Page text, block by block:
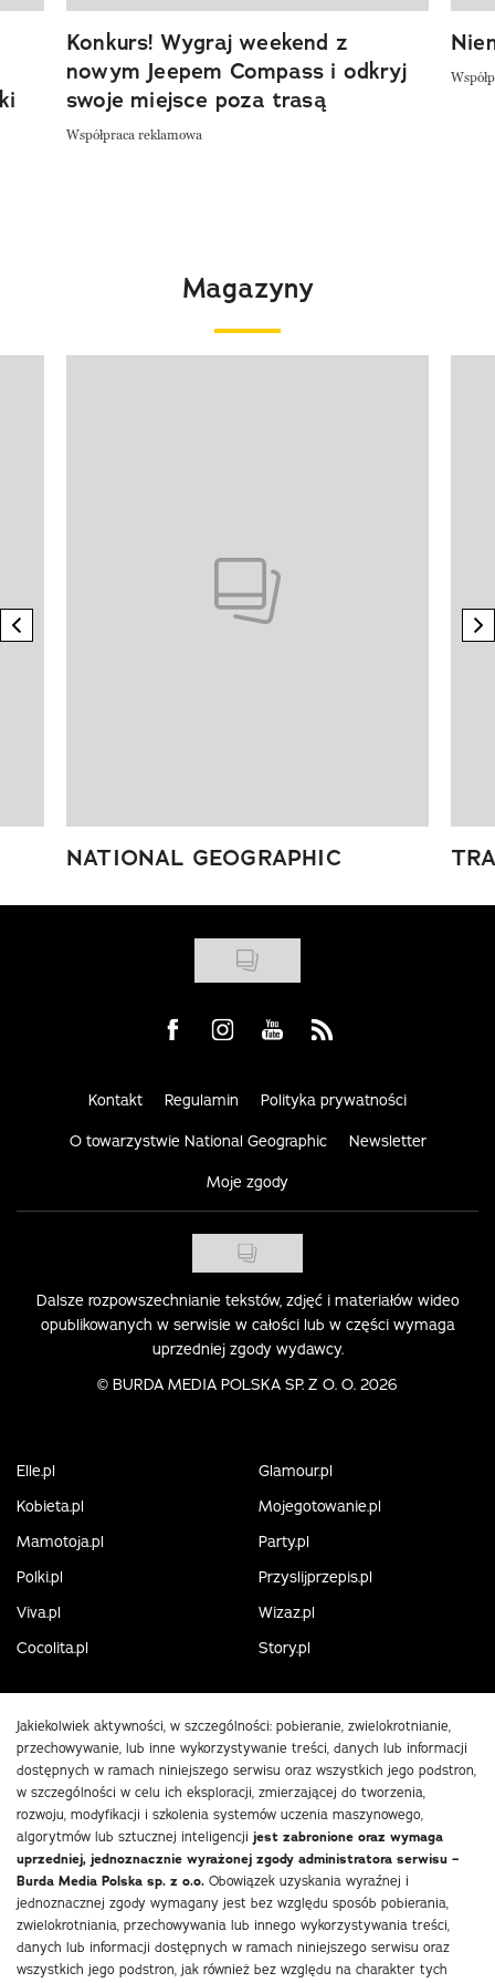
Konkurs! Wygraj weekend z
nowym Jeepem Compass i odkryj
swoje miejsce poza trasą
Współpraca reklamowa
Magazyny
previous element
NATIONAL GEOGRAPHIC
Visit us on Facebook
Visit us on Instagram
Visit us on Youtube
Visit us on Rss
Kontakt Regulamin Polityka prywatności
O towarzystwie National Geographic Newsletter
Moje zgody
Dalsze rozpowszechnianie tekstów, zdjęć i materiałów wideo
opublikowanych w serwisie w całości lub w części wymaga
uprzedniej zgody wydawcy.
© BURDA MEDIA POLSKA SP. Z O. O. 2026
Elle.pl
Glamour.pl
Kobieta.pl
Mojegotowanie.pl
Mamotoja.pl
Party.pl
Polki.pl
Przyslijprzepis.pl
Viva.pl
Wizaz.pl
Cocolita.pl
Story.pl
Jakiekolwiek aktywności, w szczególności: pobieranie, zwielokrotnianie,
przechowywanie, lub inne wykorzystywanie treści, danych lub informacji
dostępnych w ramach niniejszego serwisu oraz wszystkich jego podstron,
w szczególności w celu ich eksploracji, zmierzającej do tworzenia,
rozwoju, modyfikacji i szkolenia systemów uczenia maszynowego,
algorytmów lub sztucznej inteligencji jest zabronione oraz wymaga
uprzedniej, jednoznacznie wyrażonej zgody administratora serwisu –
Burda Media Polska sp. z o.o. Obowiązek uzyskania wyraźnej i
jednoznacznej zgody wymagany jest bez względu sposób pobierania,
zwielokrotniania, przechowywania lub innego wykorzystywania treści,
danych lub informacji dostępnych w ramach niniejszego serwisu oraz
wszystkich jego podstron, jak również bez względu na charakter tych